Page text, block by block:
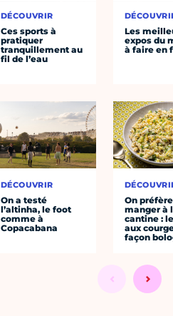
DÉCOUVRIR
Ces sports à
pratiquer
tranquillement au
fil de l’eau
DÉCOUVRIR
On a testé
l’altinha, le foot
comme à
Copacabana
Les
expos du
à faire en
On préfère
manger à
cantine :
aux
façon